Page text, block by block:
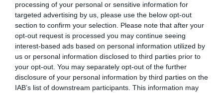
processing of your personal or sensitive information for
targeted advertising by us, please use the below opt-out
section to confirm your selection. Please note that after your
opt-out request is processed you may continue seeing
interest-based ads based on personal information utilized by
us or personal information disclosed to third parties prior to
your opt-out. You may separately opt-out of the further
disclosure of your personal information by third parties on the
IAB’s list of downstream participants. This information may
Tags
ΑΠΟΣΤΟΛΟΣ ΡΙΖΟΣ
ΔΙΑΛΕΞΕΙΣ - ΟΜΙΛΙΕΣ
ΔΩΡΕΑΝ ΕΚΔΗΛΩΣΕΙΣ
ΕΚΔΟΣΕΙΣ ΜΕΤΡΟΝΟΜΟΣ
ΕΝΤΕΧΝΟ - ΛΑΪΚΟ - ΠΑΡΑΔΟΣΙΑΚΗ
ΝΕΑ ΑΛΜΠΟΥΜ
ΝΙΚΟΣ ΚΥΠΟΥΡΓΟΣ
ΝΙΚΟΣ ΠΛΑΤΥΡΑΧΟΣ